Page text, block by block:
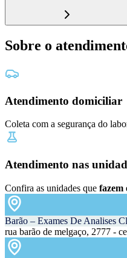
Sobre o
Atendimento domiciliar
Coleta com a segurança do
Atendimento nas
Confira as unidades que fazem
Barão – Exames De Analises
rua barão de melgaço, 2777 -